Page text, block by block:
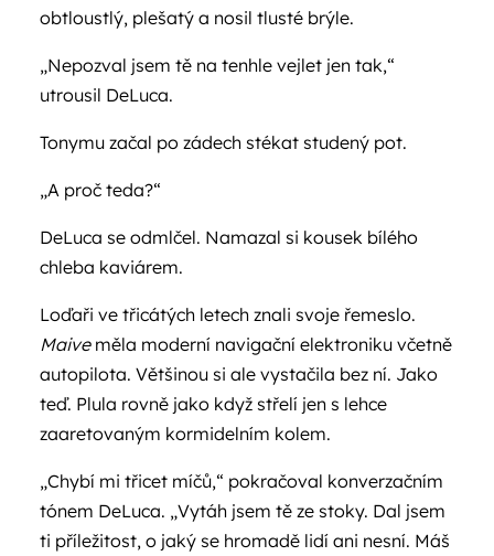
obtloustlý, plešatý a nosil tlusté brýle.
„Nepozval jsem tě na tenhle vejlet jen tak,“
utrousil DeLuca.
Tonymu začal po zádech stékat studený pot.
„A proč teda?“
DeLuca se odmlčel. Namazal si kousek bílého
chleba kaviárem.
Loďaři ve třicátých letech znali svoje řemeslo.
Maiveměla moderní navigační elektroniku včetně
autopilota. Většinou si ale vystačila bez ní. Jako
teď. Plula rovně jako když střelí jen s lehce
zaaretovaným kormidelním kolem.
„Chybí mi třicet míčů,“ pokračoval konverzačním
tónem DeLuca. „Vytáh jsem tě ze stoky. Dal jsem
ti příležitost, o jaký se hromadě lidí ani nesní. Máš